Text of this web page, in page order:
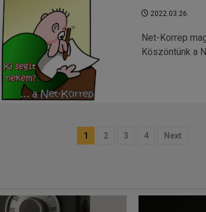
2022.03.26.
Net-Korrep
Köszöntünk a
Bejegyzések
1 2 3 4 Next